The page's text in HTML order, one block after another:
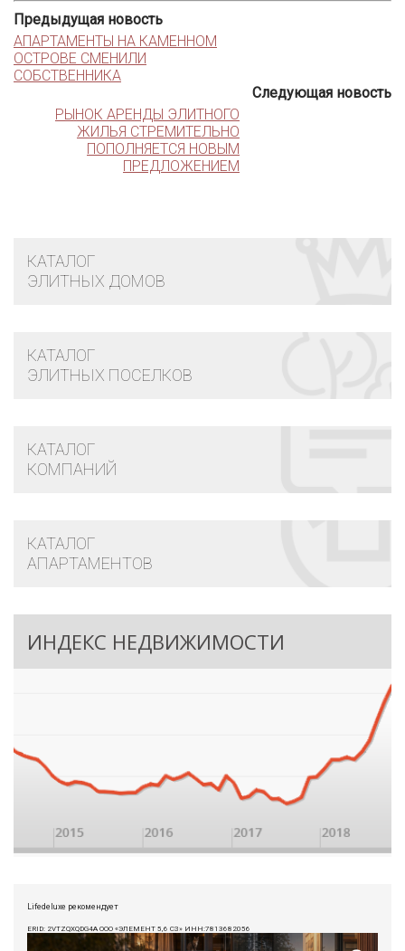
Предыдущая новость
АПАРТАМЕНТЫ НА КАМЕННОМ
ОСТРОВЕ СМЕНИЛИ
СОБСТВЕННИКА
Следующая новость
РЫНОК АРЕНДЫ ЭЛИТНОГО
ЖИЛЬЯ СТРЕМИТЕЛЬНО
ПОПОЛНЯЕТСЯ НОВЫМ
ПРЕДЛОЖЕНИЕМ
КАТАЛОГ
ЭЛИТНЫХ ДОМОВ
КАТАЛОГ
ЭЛИТНЫХ ПОСЕЛКОВ
КАТАЛОГ
КОМПАНИЙ
КАТАЛОГ
АПАРТАМЕНТОВ
ИНДЕКС НЕДВИЖИМОСТИ
Lifedeluxe рекомендует
ERID: 2VTZQXQDG4A ООО «ЭЛЕМЕНТ 5,6 СЗ» ИНН:7813682056